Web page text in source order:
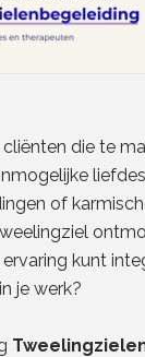
die te
liefdes,
of
kunt
je werk?